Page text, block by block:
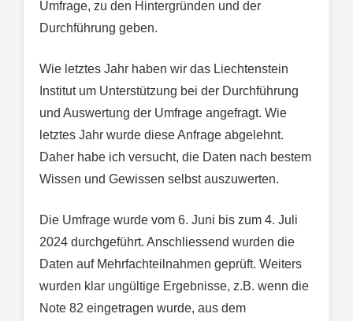
Umfrage, zu den Hintergründen und der
Durchführung geben.
Wie letztes Jahr haben wir das Liechtenstein
Institut um Unterstützung bei der Durchführung
und Auswertung der Umfrage angefragt. Wie
letztes Jahr wurde diese Anfrage abgelehnt.
Daher habe ich versucht, die Daten nach bestem
Wissen und Gewissen selbst auszuwerten.
Die Umfrage wurde vom 6. Juni bis zum 4. Juli
2024 durchgeführt. Anschliessend wurden die
Daten auf Mehrfachteilnahmen geprüft. Weiters
wurden klar ungültige Ergebnisse, z.B. wenn die
Note 82 eingetragen wurde, aus dem